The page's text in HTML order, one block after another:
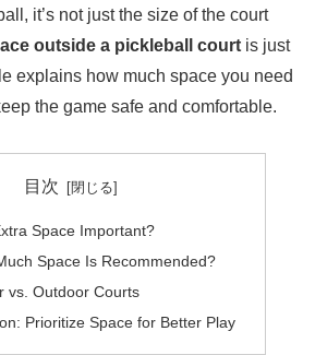
it’s not just the size of the court
outside a pickleball court is just
explains how much space you need
the game safe and comfortable.
目次
Space Important?
Space Is Recommended?
vs. Outdoor Courts
Prioritize Space for Better Play